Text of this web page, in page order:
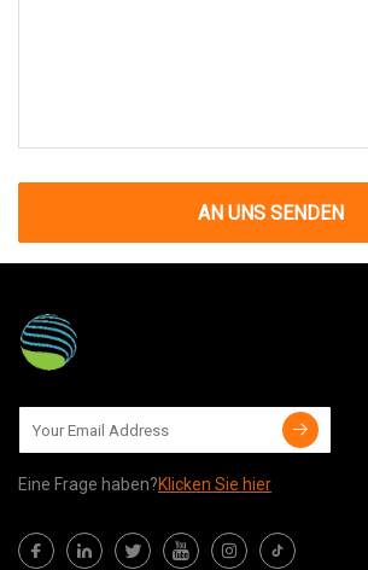
AN UNS SENDEN
Eine Frage haben?Klicken Sie hier